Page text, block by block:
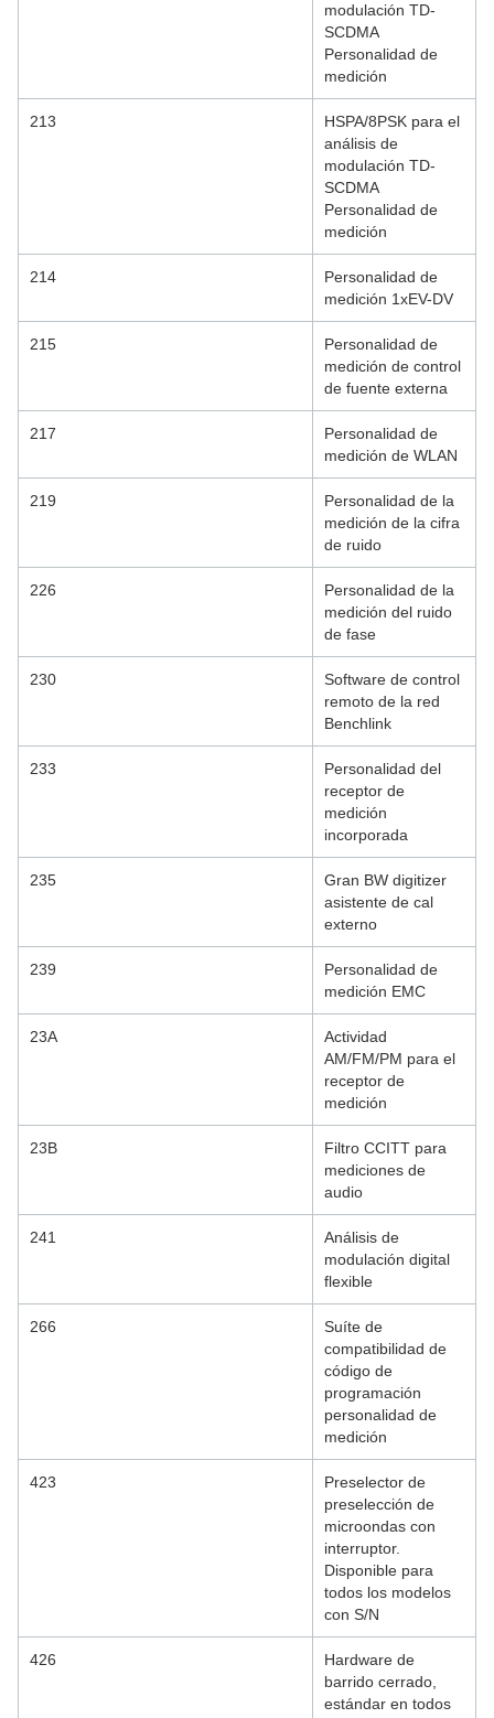
modulación TD-
SCDMA
Personalidad de
medición
213
HSPA/8PSK para el
análisis de
modulación TD-
SCDMA
Personalidad de
medición
214
Personalidad de
medición 1xEV-DV
215
Personalidad de
medición de control
de fuente externa
217
Personalidad de
medición de WLAN
219
Personalidad de la
medición de la cifra
de ruido
226
Personalidad de la
medición del ruido
de fase
230
Software de control
remoto de la red
Benchlink
233
Personalidad del
receptor de
medición
incorporada
235
Gran BW digitizer
asistente de cal
externo
239
Personalidad de
medición EMC
23A
Actividad
AM/FM/PM para el
receptor de
medición
23B
Filtro CCITT para
mediciones de
audio
241
Análisis de
modulación digital
flexible
266
Suíte de
compatibilidad de
código de
programación
personalidad de
medición
423
Preselector de
preselección de
microondas con
interruptor.
Disponible para
todos los modelos
con S/N
426
Hardware de
barrido cerrado,
estándar en todos